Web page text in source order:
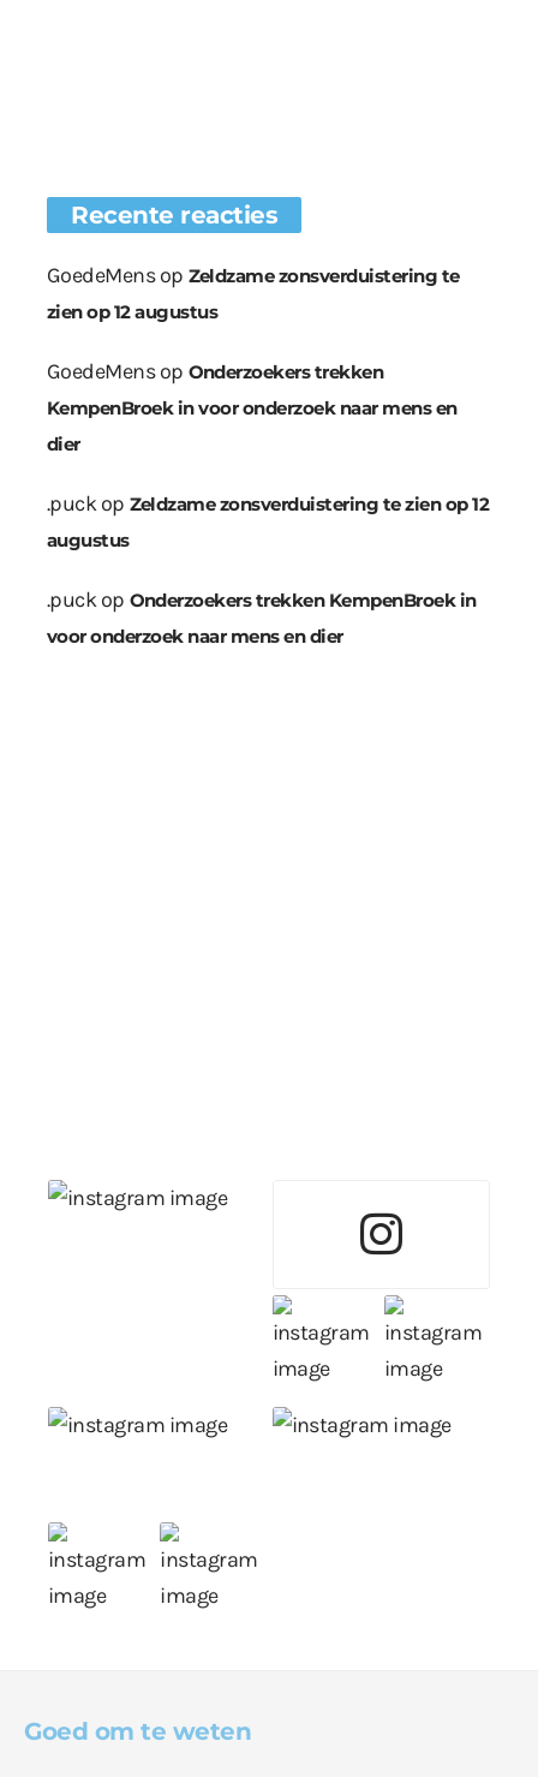
Recente reacties
GoedeMensop Zeldzame zonsverduistering te
zien op 12 augustus
GoedeMensop Onderzoekers trekken
KempenBroek in voor onderzoek naar mens en
dier
.puckop Zeldzame zonsverduistering te zien op 12
augustus
.puckop Onderzoekers trekken KempenBroek in
voor onderzoek naar mens en dier
Goed om te weten